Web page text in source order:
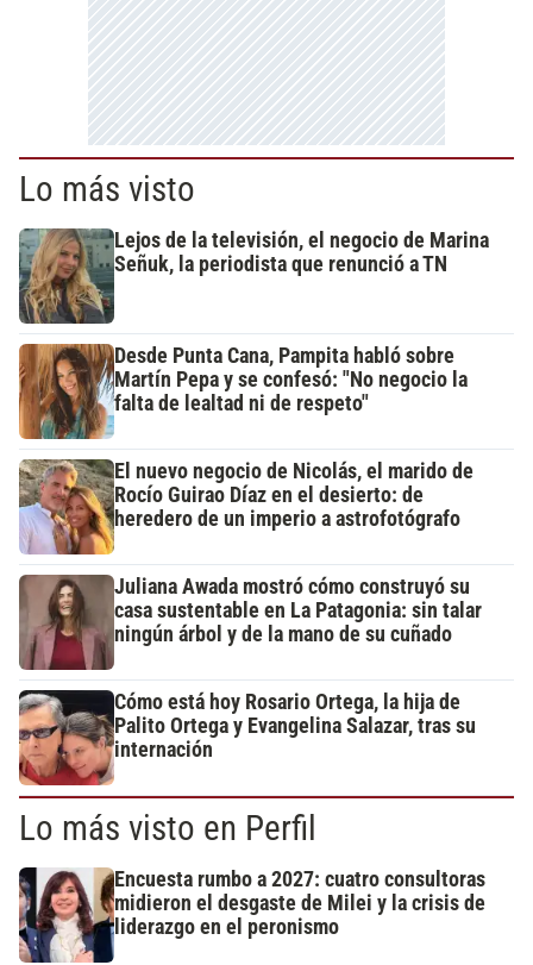
Lo más visto
Lejos de la televisión, el negocio de Marina
Señuk, la periodista que renunció a TN
Desde Punta Cana, Pampita habló sobre
Martín Pepa y se confesó: "No negocio la
falta de lealtad ni de respeto"
El nuevo negocio de Nicolás, el marido de
Rocío Guirao Díaz en el desierto: de
heredero de un imperio a astrofotógrafo
Juliana Awada mostró cómo construyó su
casa sustentable en La Patagonia: sin talar
ningún árbol y de la mano de su cuñado
Cómo está hoy Rosario Ortega, la hija de
Palito Ortega y Evangelina Salazar, tras su
internación
Lo más visto en Perfil
Encuesta rumbo a 2027: cuatro consultoras
midieron el desgaste de Milei y la crisis de
liderazgo en el peronismo